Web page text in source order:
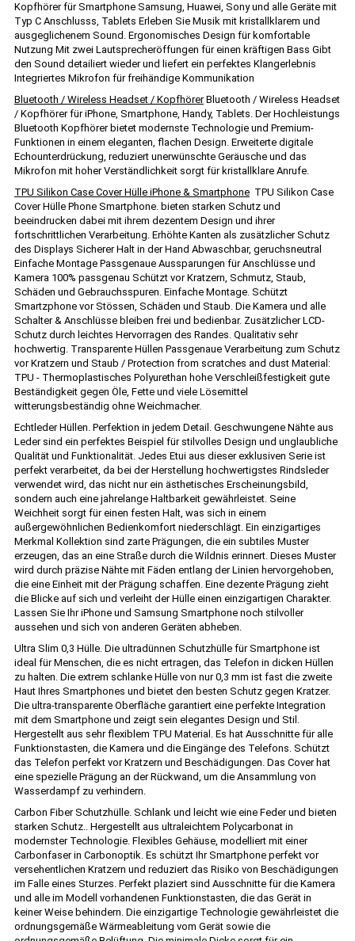
Kopfhörer für Smartphone Samsung, Huawei, Sony und alle Geräte mit
Typ C Anschlusss, Tablets Erleben Sie Musik mit kristallklarem und
ausgeglichenem Sound. Ergonomisches Design für komfortable
Nutzung Mit zwei Lautsprecheröffungen für einen kräftigen Bass Gibt
den Sound detailiert wieder und liefert ein perfektes Klangerlebnis
Integriertes Mikrofon für freihändige Kommunikation
Bluetooth / Wireless Headset / KopfhörerBluetooth / Wireless Headset
/ Kopfhörer für iPhone, Smartphone, Handy, Tablets. Der Hochleistungs
Bluetooth Kopfhörer bietet modernste Technologie und Premium-
Funktionen in einem eleganten, flachen Design. Erweiterte digitale
Echounterdrückung, reduziert unerwünschte Geräusche und das
Mikrofon mit hoher Verständlichkeit sorgt für kristallklare Anrufe.
TPU Silikon Case Cover Hülle iPhone & Smartphone TPU Silikon Case
Cover Hülle Phone Smartphone. bieten starken Schutz und
beeindrucken dabei mit ihrem dezentem Design und ihrer
fortschrittlichen Verarbeitung. Erhöhte Kanten als zusätzlicher Schutz
des Displays Sicherer Halt in der Hand Abwaschbar, geruchsneutral
Einfache Montage Passgenaue Aussparungen für Anschlüsse und
Kamera 100% passgenau Schützt vor Kratzern, Schmutz, Staub,
Schäden und Gebrauchsspuren. Einfache Montage. Schützt
Smartzphone vor Stössen, Schäden und Staub. Die Kamera und alle
Schalter & Anschlüsse bleiben frei und bedienbar. Zusätzlicher LCD-
Schutz durch leichtes Hervorragen des Randes. Qualitativ sehr
hochwertig. Transparente Hüllen Passgenaue Verarbeitung zum Schutz
vor Kratzern und Staub / Protection from scratches and dust Material:
TPU - Thermoplastisches Polyurethan hohe Verschleißfestigkeit gute
Beständigkeit gegen Öle, Fette und viele Lösemittel
witterungsbeständig ohne Weichmacher.
Echtleder Hüllen. Perfektion in jedem Detail. Geschwungene Nähte aus
Leder sind ein perfektes Beispiel für stilvolles Design und unglaubliche
Qualität und Funktionalität. Jedes Etui aus dieser exklusiven Serie ist
perfekt verarbeitet, da bei der Herstellung hochwertigstes Rindsleder
verwendet wird, das nicht nur ein ästhetisches Erscheinungsbild,
sondern auch eine jahrelange Haltbarkeit gewährleistet. Seine
Weichheit sorgt für einen festen Halt, was sich in einem
außergewöhnlichen Bedienkomfort niederschlägt. Ein einzigartiges
Merkmal Kollektion sind zarte Prägungen, die ein subtiles Muster
erzeugen, das an eine Straße durch die Wildnis erinnert. Dieses Muster
wird durch präzise Nähte mit Fäden entlang der Linien hervorgehoben,
die eine Einheit mit der Prägung schaffen. Eine dezente Prägung zieht
die Blicke auf sich und verleiht der Hülle einen einzigartigen Charakter.
Lassen Sie Ihr iPhone und Samsung Smartphone noch stilvoller
aussehen und sich von anderen Geräten abheben.
Ultra Slim 0,3 Hülle. Die ultradünnen Schutzhülle für Smartphone ist
ideal für Menschen, die es nicht ertragen, das Telefon in dicken Hüllen
zu halten. Die extrem schlanke Hülle von nur 0,3 mm ist fast die zweite
Haut Ihres Smartphones und bietet den besten Schutz gegen Kratzer.
Die ultra-transparente Oberfläche garantiert eine perfekte Integration
mit dem Smartphone und zeigt sein elegantes Design und Stil.
Hergestellt aus sehr flexiblem TPU Material. Es hat Ausschnitte für alle
Funktionstasten, die Kamera und die Eingänge des Telefons. Schützt
das Telefon perfekt vor Kratzern und Beschädigungen. Das Cover hat
eine spezielle Prägung an der Rückwand, um die Ansammlung von
Wasserdampf zu verhindern.
Carbon Fiber Schutzhülle. Schlank und leicht wie eine Feder und bieten
starken Schutz.. Hergestellt aus ultraleichtem Polycarbonat in
modernster Technologie. Flexibles Gehäuse, modelliert mit einer
Carbonfaser in Carbonoptik. Es schützt Ihr Smartphone perfekt vor
versehentlichen Kratzern und reduziert das Risiko von Beschädigungen
im Falle eines Sturzes. Perfekt plaziert sind Ausschnitte für die Kamera
und alle im Modell vorhandenen Funktionstasten, die das Gerät in
keiner Weise behindern. Die einzigartige Technologie gewährleistet die
ordnungsgemäße Wärmeableitung vom Gerät sowie die